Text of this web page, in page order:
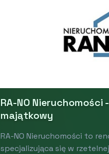
RA-NO Nieruchomości
majątkowy
RA-NO Nieruchomości to
specjalizująca się w